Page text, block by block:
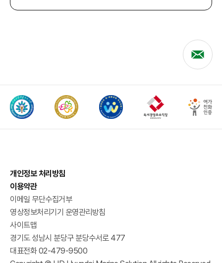
개인정보 처리방침
이용약관
이메일 무단수집거부
영상정보처리기기 운영관리방침
사이트맵
경기도 성남시 분당구 분당수서로 477
대표전화 02-479-9500